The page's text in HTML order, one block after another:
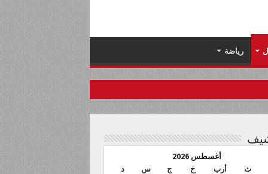
رياضة
أغسطس 2026
ث أرب خ ج س
د